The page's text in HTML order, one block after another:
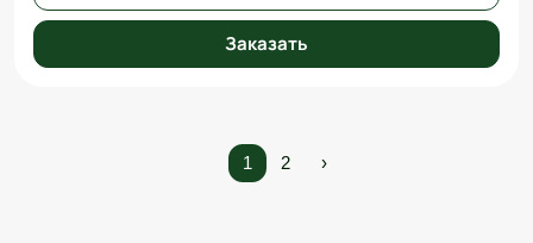
Заказать
1 2 ›